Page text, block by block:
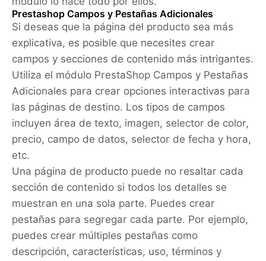
Prestashop Campos y Pestañas Adicionales
Si deseas que la página del producto sea más
explicativa, es posible que necesites crear
campos y secciones de contenido más intrigantes.
Utiliza el módulo PrestaShop Campos y Pestañas
Adicionales para crear opciones interactivas para
las páginas de destino. Los tipos de campos
incluyen área de texto, imagen, selector de color,
precio, campo de datos, selector de fecha y hora,
etc.
Una página de producto puede no resaltar cada
sección de contenido si todos los detalles se
muestran en una sola parte. Puedes crear
pestañas para segregar cada parte. Por ejemplo,
puedes crear múltiples pestañas como
descripción, características, uso, términos y